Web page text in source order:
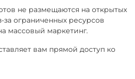
не размещаются на открытых
за ограниченных ресурсов
массовый маркетинг.
вам прямой доступ ко